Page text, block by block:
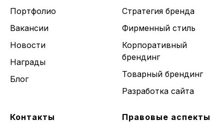
Портфолио
Вакансии
Новости
Награды
Блог
Стратегия бренда
Фирменный стиль
Корпоративный
брендинг
Товарный брендинг
Разработка сайта
Контакты
Правовые аспекты